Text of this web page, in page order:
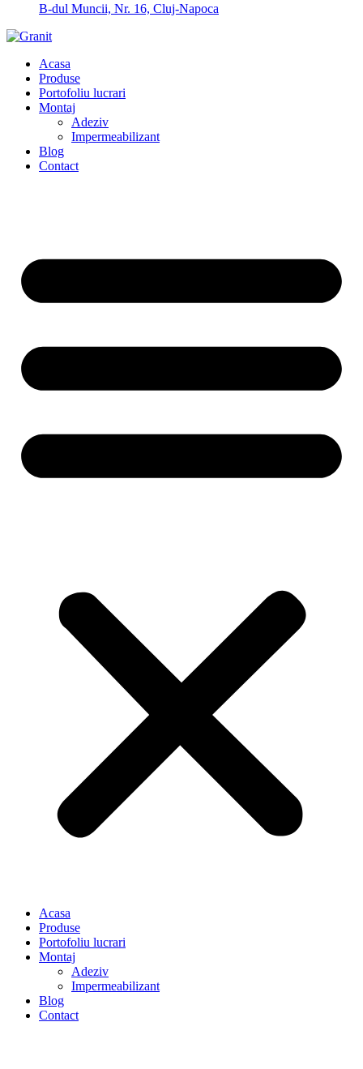
B-dul Muncii, Nr. 16, Cluj-Napoca
Acasa
Produse
Portofoliu lucrari
Montaj
Adeziv
Impermeabilizant
Blog
Contact
Acasa
Produse
Portofoliu lucrari
Montaj
Adeziv
Impermeabilizant
Blog
Contact